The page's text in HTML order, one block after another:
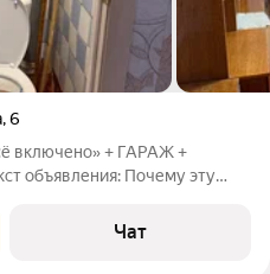
,6
включено» + ГАРАЖ +
объявления: Почему эту
покупать мебель или
Чат